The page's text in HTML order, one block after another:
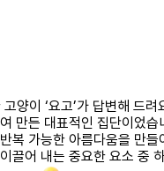
양이 ‘요고’가 답변해 드
만든 대표적인 집단이었
복 가능한 아름다움을 만
끌어 내는 중요한 요소 중